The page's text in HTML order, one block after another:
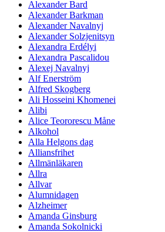
Alexander Bard
Alexander Barkman
Alexander Navalnyj
Alexander Solzjenitsyn
Alexandra Erdélyi
Alexandra Pascalidou
Alexej Navalnyj
Alf Enerström
Alfred Skogberg
Ali Hosseini Khomenei
Alibi
Alice Teororescu Måne
Alkohol
Alla Helgons dag
Alliansfrihet
Allmänläkaren
Allra
Allvar
Alumnidagen
Alzheimer
Amanda Ginsburg
Amanda Sokolnicki